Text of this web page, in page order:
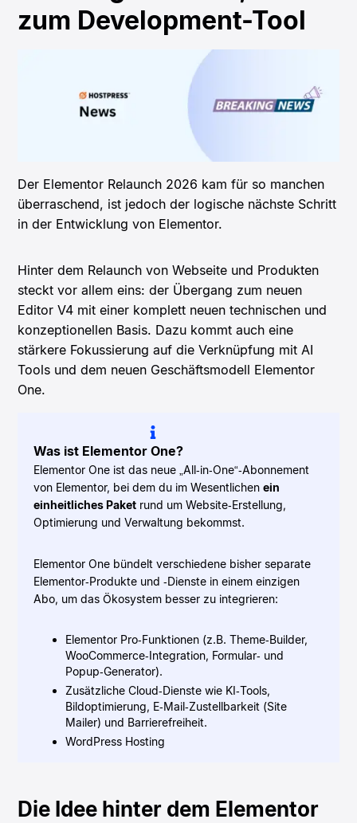
zum Development-Tool
Der Elementor Relaunch 2026 kam für so manchen
überraschend, ist jedoch der logische nächste Schritt
in der Entwicklung von Elementor.
Hinter dem Relaunch von Webseite und Produkten
steckt vor allem eins: der Übergang zum neuen
Editor V4 mit einer komplett neuen technischen und
konzeptionellen Basis. Dazu kommt auch eine
stärkere Fokussierung auf die Verknüpfung mit AI
Tools und dem neuen Geschäftsmodell Elementor
One.
Was ist Elementor One?
Elementor One ist das neue „All‑in‑One“‑Abonnement
von Elementor, bei dem du im Wesentlichen ein
einheitliches Paketrund um Website‑Erstellung,
Optimierung und Verwaltung bekommst.
Elementor One bündelt verschiedene bisher separate
Elementor‑Produkte und ‑Dienste in einem einzigen
Abo, um das Ökosystem besser zu integrieren:
Elementor Pro‑Funktionen (z.B. Theme‑Builder,
WooCommerce‑Integration, Formular‑ und
Popup‑Generator).
Zusätzliche Cloud‑Dienste wie KI‑Tools,
Bildoptimierung, E‑Mail‑Zustellbarkeit (Site
Mailer) und Barrierefreiheit.
WordPress Hosting
Die Idee hinter dem Elementor